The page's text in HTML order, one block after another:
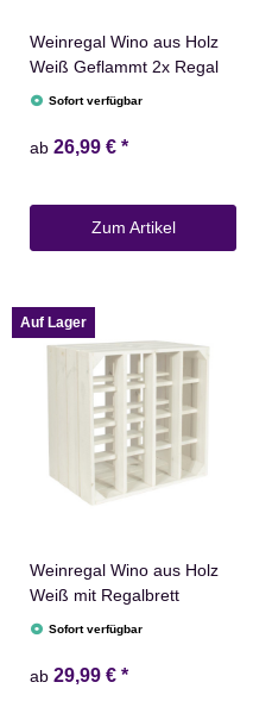
Weinregal Wino aus Holz
Weiß Geflammt 2x Regal
Sofort verfügbar
ab 26,99 € *
Zum Artikel
Auf Lager
Weinregal Wino aus Holz
Weiß mit Regalbrett
Sofort verfügbar
ab 29,99 € *